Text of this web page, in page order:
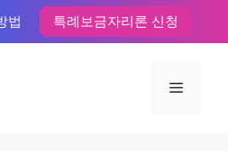
법 특례보금자리론 신청
메